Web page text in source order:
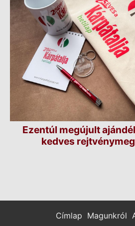
Ezentúl megújult
kedves
Címlap Magunkról